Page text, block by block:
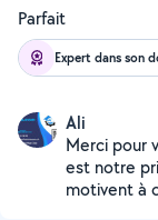
Parfait
Expert dans son
Ali
Merci pour
est notre
motivent à